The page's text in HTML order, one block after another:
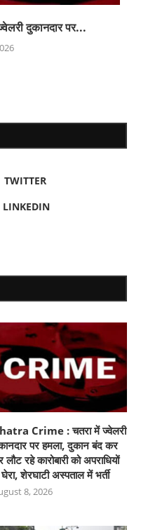
दुकानदार पर...
TWITTER
LINKEDIN
Crime : चतरा में ज्वेलरी
पर हमला, दुकान बंद कर
लौट रहे कारोबारी को अपराधियों
शेरघाटी अस्पताल में भर्ती
8, 2026